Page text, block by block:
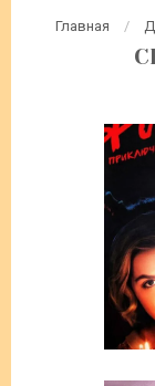
Главная /